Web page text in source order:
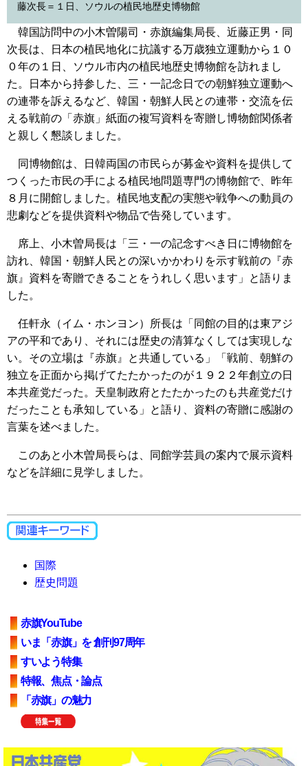
藤次長＝１日、ソウルの植民地歴史博物館
韓国訪問中の小木曽陽司・赤旗編集局長、近藤正男・同
次長は、日本の植民地化に抗議する万歳独立運動から１０
０年の１日、ソウル市内の植民地歴史博物館を訪れまし
た。日本から持参した、三・一記念日での朝鮮独立運動へ
の連帯を訴えるなど、韓国・朝鮮人民との連帯・交流を伝
える戦前の「赤旗」紙面の複写資料を寄贈し博物館関係者
と親しく懇談しました。
同博物館は、日韓両国の市民らが募金や資料を提供して
つくった市民の手による植民地問題専門の博物館で、昨年
８月に開館しました。植民地支配の実態や戦争への動員の
悲劇などを提供資料や物品で告発しています。
席上、小木曽局長は「三・一の記念すべき日に博物館を
訪れ、韓国・朝鮮人民との深いかかわりを示す戦前の『赤
旗』資料を寄贈できることをうれしく思います」と語りま
した。
任軒永（イム・ホンヨン）所長は「同館の目的は東アジ
アの平和であり、それには歴史の清算なくしては実現しな
い。その立場は『赤旗』と共通している」「戦前、朝鮮の
独立を正面から掲げてたたかったのが１９２２年創立の日
本共産党だった。天皇制政府とたたかったのも共産党だけ
だったことも承知している」と語り、資料の寄贈に感謝の
言葉を述べました。
このあと小木曽局長らは、同館学芸員の案内で展示資料
などを詳細に見学しました。
国際
歴史問題
赤旗YouTube
いま「赤旗」を 創刊97周年
すいよう特集
特報、焦点・論点
「赤旗」の魅力